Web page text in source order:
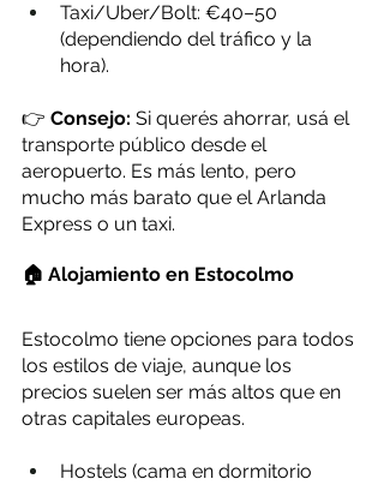
Taxi/Uber/Bolt: €40–50
(dependiendo del tráfico y la
hora).
👉 Consejo: Si querés ahorrar, usá el
transporte público desde el
aeropuerto. Es más lento, pero
mucho más barato que el Arlanda
Express o un taxi.
🏠 Alojamiento en Estocolmo
Estocolmo tiene opciones para todos
los estilos de viaje, aunque los
precios suelen ser más altos que en
otras capitales europeas.
Hostels (cama en dormitorio